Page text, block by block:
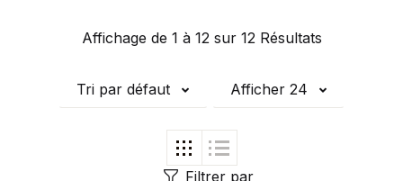
Affichage de 1 à 12 sur 12 Résultats
Tri par défaut Afficher 24
Filtrer par